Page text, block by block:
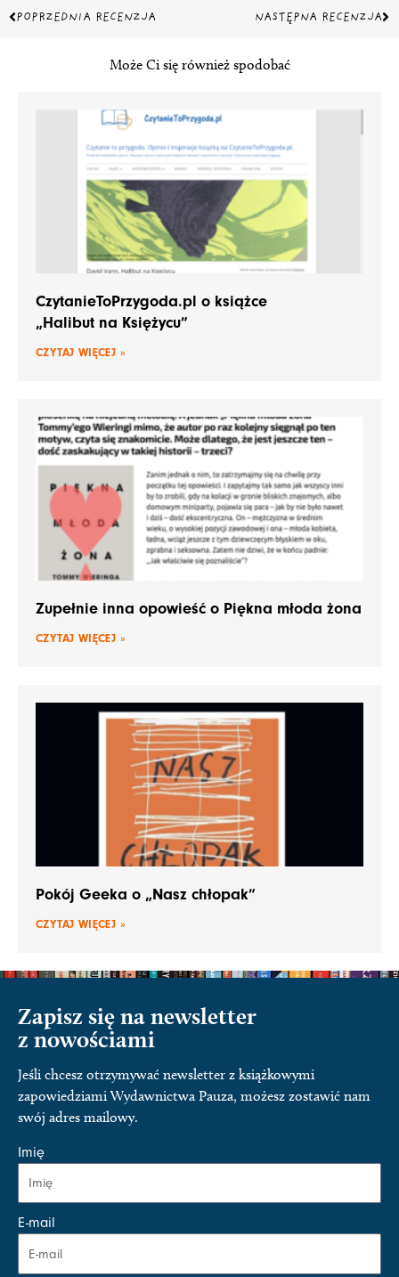
Prev
POPRZEDNIA RECENZJA NASTĘPNA RECENZJA
Może Ci się również spodobać
CzytanieToPrzygoda.pl o książce
„Halibut na Księżycu”
CZYTAJ WIĘCEJ »
Zupełnie inna opowieść o Piękna młoda żona
CZYTAJ WIĘCEJ »
Pokój Geeka o „Nasz chłopak”
CZYTAJ WIĘCEJ »
Zapisz się na newsletter
z nowościami
Jeśli chcesz otrzymywać newsletter z książkowymi
zapowiedziami Wydawnictwa Pauza, możesz zostawić nam
swój adres mailowy.
Imię
E-mail